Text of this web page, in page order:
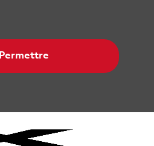
Permettre